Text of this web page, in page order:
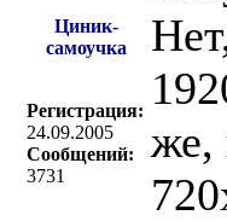
Циник-
самоучка
Регистрация:
24.09.2005
Сообщений:
3731
же,